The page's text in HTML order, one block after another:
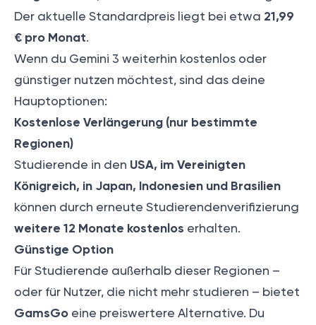
Der aktuelle Standardpreis liegt bei etwa 21,99
€ pro Monat.
Wenn du Gemini 3 weiterhin kostenlos oder
günstiger nutzen möchtest, sind das deine
Hauptoptionen:
Kostenlose Verlängerung (nur bestimmte
Regionen)
Studierende in den USA, im Vereinigten
Königreich, in Japan, Indonesien und Brasilien
können durch erneute Studierendenverifizierung
weitere 12 Monate kostenlos erhalten.
Günstige Option
Für Studierende außerhalb dieser Regionen –
oder für Nutzer, die nicht mehr studieren – bietet
GamsGo eine preiswertere Alternative. Du